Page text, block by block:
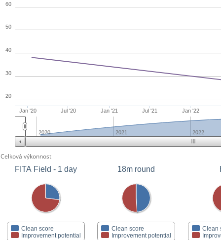
Jan '20 Jul '20 Jan '21 Jul '21 Jan '22
20
30
40
50
60
2021 2022
2020
Celková výkonnost
FITA Field - 1 day
Clean score
Improvement potential
18m round
Clean score
Improvement potential
Clean